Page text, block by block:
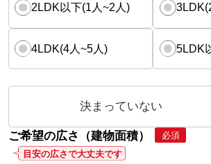
2LDK以下(1人~2人)
4LDK(4人~5人) 5LDK
決まっていない
ご希望の広さ（建物面積）
必須
目安の広さで大丈夫です